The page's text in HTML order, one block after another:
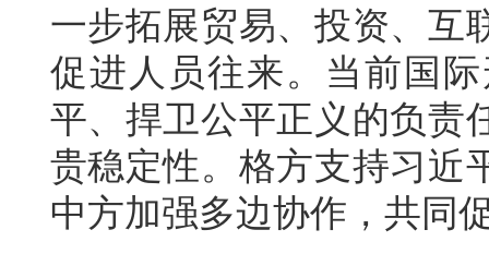
一步拓展贸易、投资、互
促进人员往来。当前国
平、捍卫公平正义的负责
贵稳定性。格方支持习近
中方加强多边协作，共同